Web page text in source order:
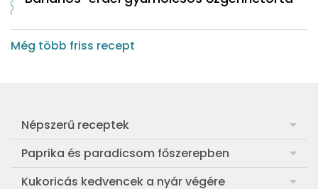
Még több friss recept
Népszerű receptek
Frankfurti leves
Egyszerű muffin
Paprika és paradicsom főszerepben
Pan con Tomate
Kukoricás kedvencek a nyár végére